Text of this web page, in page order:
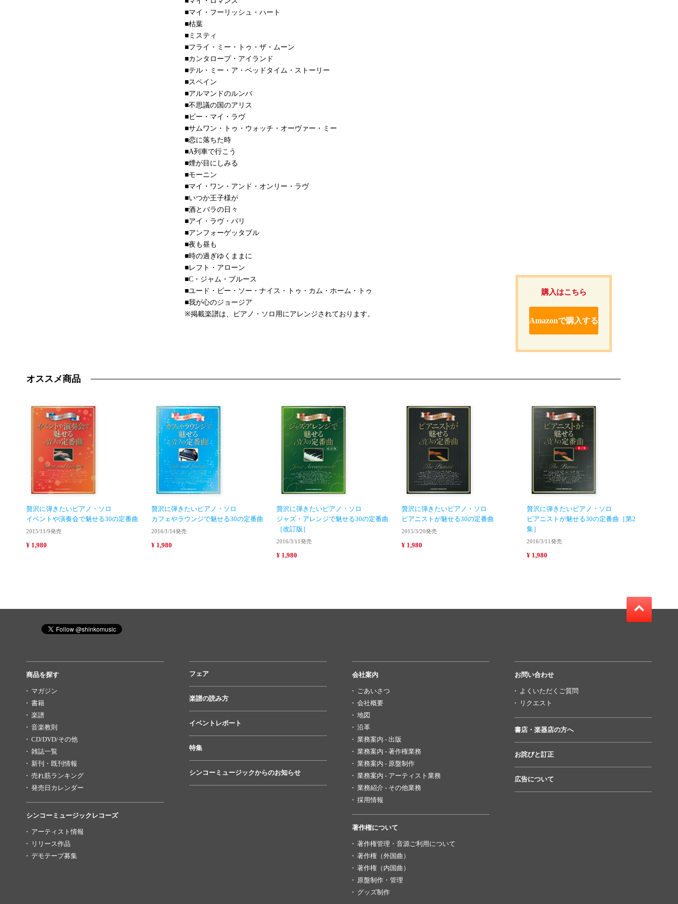
■マイ・フーリッシュ・ハート
■枯葉
■ミスティ
■フライ・ミー・トゥ・ザ・ムーン
■カンタロープ・アイランド
■テル・ミー・ア・ベッドタイム・ストーリー
■スペイン
■アルマンドのルンバ
■不思議の国のアリス
■ビー・マイ・ラヴ
■サムワン・トゥ・ウォッチ・オーヴァー・ミー
■恋に落ちた時
■A列車で行こう
■煙が目にしみる
■モーニン
■マイ・ワン・アンド・オンリー・ラヴ
■いつか王子様が
■酒とバラの日々
■アイ・ラヴ・パリ
■アンフォーゲッタブル
■夜も昼も
■時の過ぎゆくままに
■レフト・アローン
■C・ジャム・ブルース
■ユード・ビー・ソー・ナイス・トゥ・カム・ホーム・トゥ
■我が心のジョージア
※掲載楽譜は、ピアノ・ソロ用にアレンジされております。
購入はこちら
Amazonで購入する
オススメ商品
贅沢に弾きたいピアノ・ソロ
イベントや演奏会で魅せる30の定番曲
2015/11/9発売
¥ 1,980
贅沢に弾きたいピアノ・ソロ
カフェやラウンジで魅せる30の定番曲
2016/1/14発売
¥ 1,980
贅沢に弾きたいピアノ・ソロ
ジャズ・アレンジで魅せる30の定番曲
［改訂版］
2016/3/11発売
¥ 1,980
贅沢に弾きたいピアノ・ソロ
ピアニストが魅せる30の定番曲
2015/3/20発売
¥ 1,980
贅沢に弾きたいピアノ・ソロ
ピアニストが魅せる30の定番曲［第2
集］
2016/3/11発売
¥ 1,980
商品を探す
マガジン
書籍
楽譜
音楽教則
CD/DVD/その他
雑誌一覧
新刊・既刊情報
売れ筋ランキング
発売日カレンダー
シンコーミュージックレコーズ
アーティスト情報
リリース作品
デモテープ募集
フェア
楽譜の読み方
イベントレポート
特集
シンコーミュージックからのお知らせ
会社案内
ごあいさつ
会社概要
地図
沿革
業務案内 - 出版
業務案内 - 著作権業務
業務案内 - 原盤制作
業務案内 - アーティスト業務
業務紹介 - その他業務
採用情報
著作権について
著作権管理・音源ご利用について
著作権（外国曲）
著作権（内国曲）
原盤制作・管理
グッズ制作
お問い合わせ
よくいただくご質問
リクエスト
書店・楽器店の方へ
お詫びと訂正
広告について